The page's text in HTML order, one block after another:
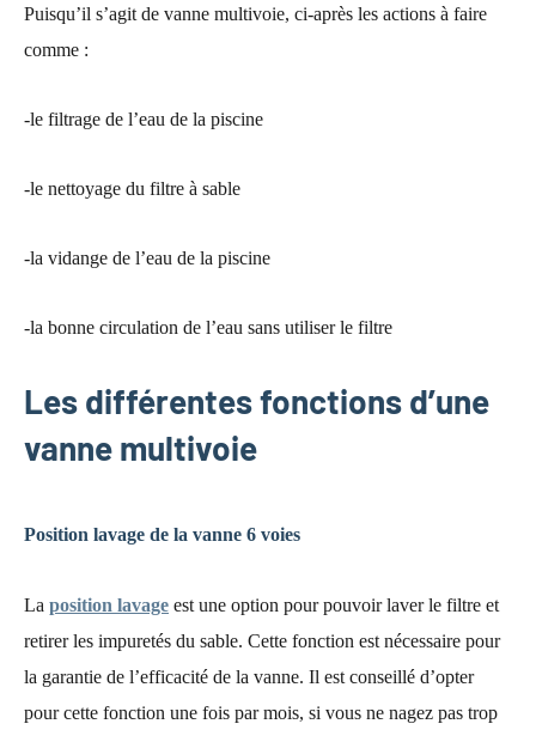
Puisqu’il s’agit de vanne multivoie, ci-après les actions à faire
comme :
-le filtrage de l’eau de la piscine
-le nettoyage du filtre à sable
-la vidange de l’eau de la piscine
-la bonne circulation de l’eau sans utiliser le filtre
Les différentes fonctions d’une
vanne multivoie
Position lavage de la vanne 6 voies
La position lavage est une option pour pouvoir laver le filtre et
retirer les impuretés du sable. Cette fonction est nécessaire pour
la garantie de l’efficacité de la vanne. Il est conseillé d’opter
pour cette fonction une fois par mois, si vous ne nagez pas trop